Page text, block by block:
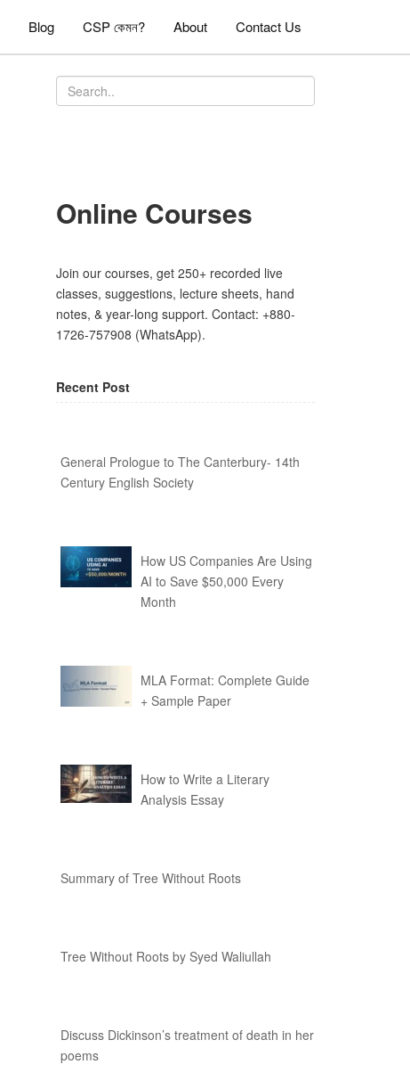
Blog CSP কেমন? About Contact Us
Online Courses
Join our courses, get 250+ recorded live
classes, suggestions, lecture sheets, hand
notes, & year-long support. Contact: +880-
1726-757908 (WhatsApp).
Recent Post
General Prologue to The Canterbury- 14th
Century English Society
How US Companies Are Using
AI to Save $50,000 Every
Month
MLA Format: Complete Guide
+ Sample Paper
How to Write a Literary
Analysis Essay
Summary of Tree Without Roots
Tree Without Roots by Syed Waliullah
Discuss Dickinson’s treatment of death in her
poems